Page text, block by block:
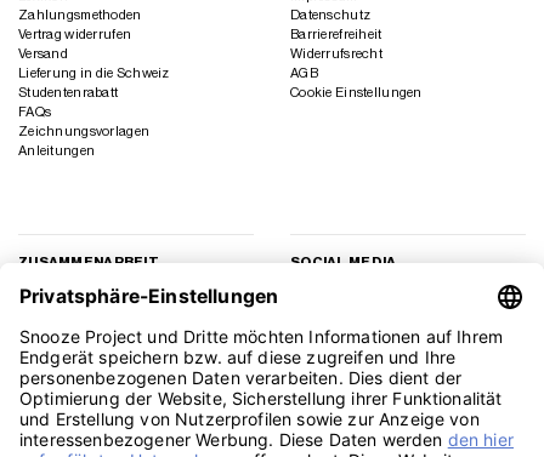
Zahlungsmethoden
Vertrag widerrufen
Versand
Lieferung in die Schweiz
Studentenrabatt
FAQs
Zeichnungsvorlagen
Anleitungen
Datenschutz
Barrierefreiheit
Widerrufsrecht
AGB
Cookie Einstellungen
ZUSAMMENARBEIT
Geschäftskunden
Presse
Affiliate Marketing
SOCIAL MEDIA
TikTok
YouTube
Pinterest
LinkedIn